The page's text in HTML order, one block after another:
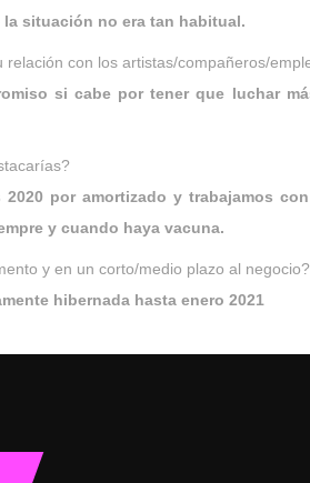
situación no era tan habitual.
con los artistas/compañeros/
si cabe por tener que luchar
por amortizado y trabajamos
y cuando haya vacuna.
y en un corto/medio plazo al negocio?
hibernada hasta enero 2021